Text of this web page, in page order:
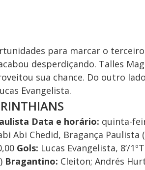
para marcar o
desperdiçando. Talles
sua chance. Do outro
Evangelista.
Data e horário: quinta-
Abi Chedid, Bragança Paulista
Gols: Lucas Evangelista, 8’/
Bragantino: Cleiton; Andrés